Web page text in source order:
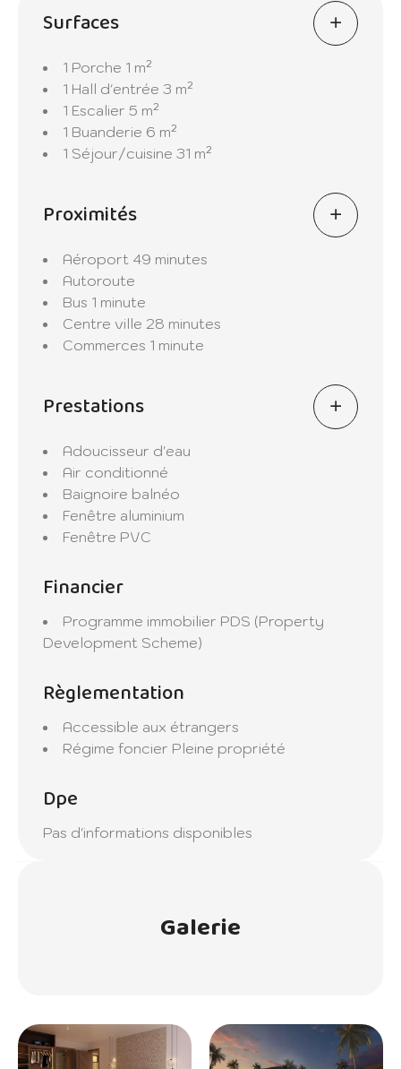
accompagnée d'une salle de bain principale
luxueuse pour des moments de détente
absolue. Deux autres chambres confortables
offrent un espace privé pour vous et vos
invités, et vous apprécierez également le
lobby accueillant ainsi que deux salles de
bains supplémentaires pour plus de
commodité.
Vivez une vie de luxe dans le cadre idyllique
de Cap Malheureux, où la mer azur et les
harmonieusement. Ne manquez pas
l'opportunité de posséder le Villa Bayview
Estate, une résidence d'exception qui vous
promet une expérience de vie inoubliable à
l'île Maurice. Réservez dès maintenant votre
Surfaces
1 Porche 1 m²
1 Hall d'entrée 3 m²
1 Escalier 5 m²
1 Buanderie 6 m²
1 Séjour/cuisine 31 m²
Proximités
Aéroport 49 minutes
Autoroute
Bus 1 minute
Centre ville 28 minutes
Commerces 1 minute
Prestations
Adoucisseur d'eau
Air conditionné
Baignoire balnéo
Fenêtre aluminium
Fenêtre PVC
Financier
Programme immobilier PDS (Property
Development Scheme)
Règlementation
Accessible aux étrangers
Régime foncier Pleine propriété
Dpe
Pas d'informations disponibles
Galerie